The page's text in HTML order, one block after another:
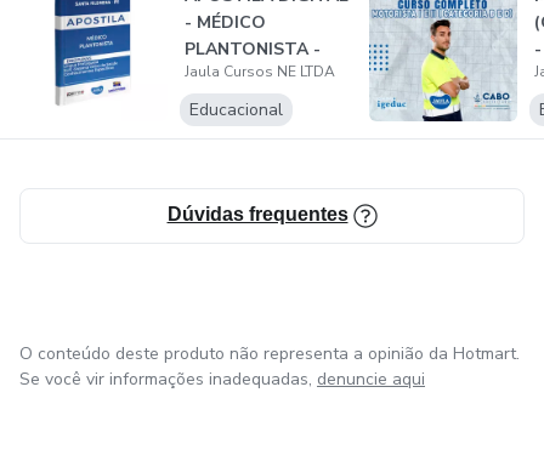
e disciplina. A responsabilidade pelo seu aprendizado é sua.
- MÉDICO
PLANTONISTA -
SANTA
FILOMENA/PE -...
Jaula Cursos NE LTDA
Educacional
Dúvidas frequentes
O conteúdo deste produto não representa a opinião da Hotmart.
Se você vir informações inadequadas, denuncie aqui